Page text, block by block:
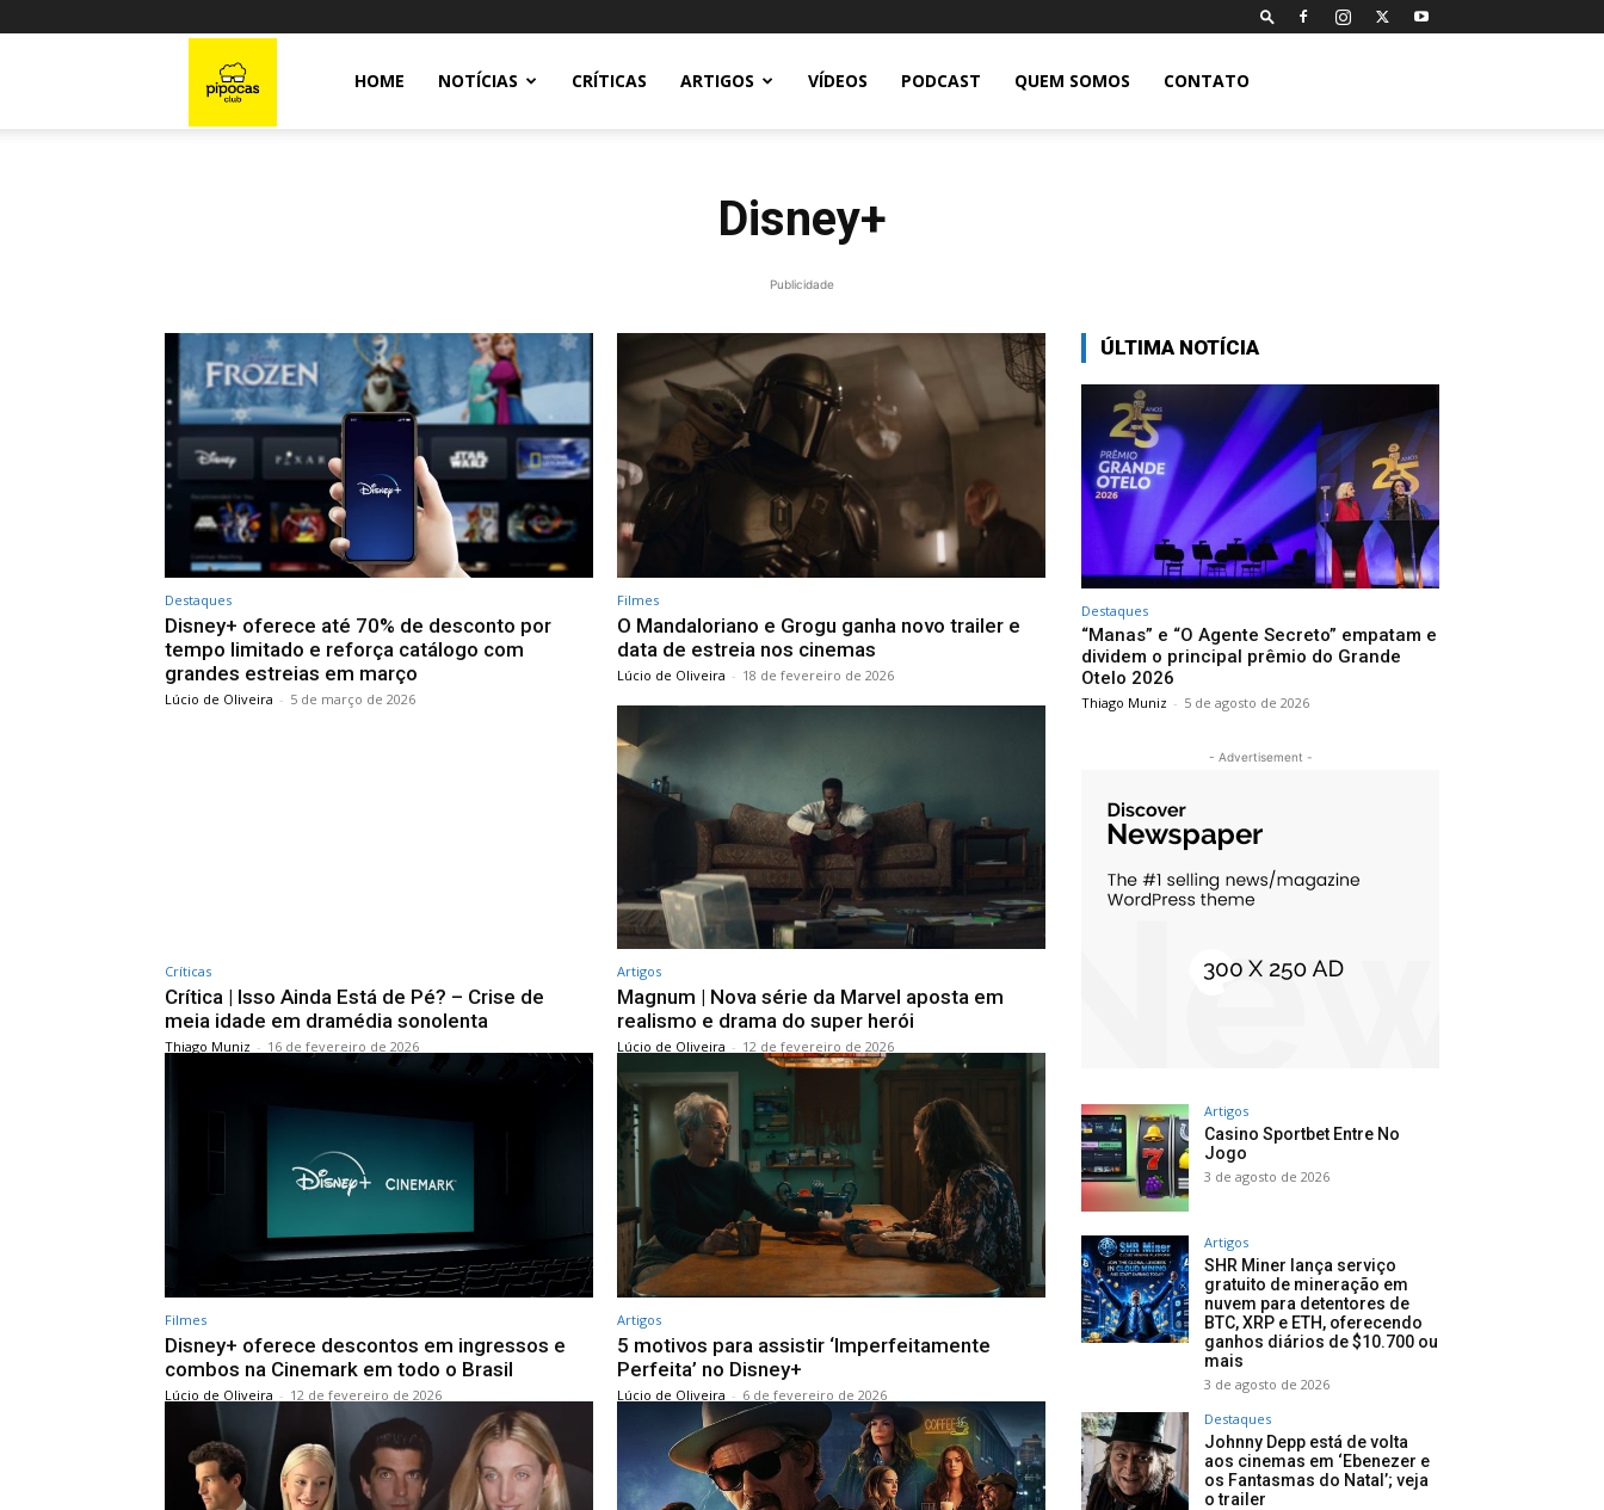
HOME NOTÍCIAS CRÍTICAS ARTIGOS VÍDEOS PODCAST QUEM SOMOS CONTATO
Disney+
Publicidade
Destaques
Disney+ oferece até 70% de desconto por
tempo limitado e reforça catálogo com
grandes estreias em março
Lúcio de Oliveira - 5 de março de 2026
Filmes
O Mandaloriano e Grogu ganha novo trailer e
data de estreia nos cinemas
Lúcio de Oliveira - 18 de fevereiro de 2026
Críticas
Crítica | Isso Ainda Está de Pé? – Crise de
meia idade em dramédia sonolenta
Thiago Muniz - 16 de fevereiro de 2026
Artigos
Magnum | Nova série da Marvel aposta em
realismo e drama do super herói
Lúcio de Oliveira - 12 de fevereiro de 2026
Filmes
Disney+ oferece descontos em ingressos e
combos na Cinemark em todo o Brasil
Lúcio de Oliveira - 12 de fevereiro de 2026
Artigos
5 motivos para assistir ‘Imperfeitamente
Perfeita’ no Disney+
Lúcio de Oliveira - 6 de fevereiro de 2026
ÚLTIMA NOTÍCIA
Destaques
“Manas” e “O Agente Secreto” empatam e
dividem o principal prêmio do Grande
Otelo 2026
Thiago Muniz - 5 de agosto de 2026
- Advertisement -
Artigos
Casino Sportbet Entre No
Jogo
3 de agosto de 2026
Artigos
SHR Miner lança serviço
gratuito de mineração em
nuvem para detentores de
BTC, XRP e ETH, oferecendo
ganhos diários de $10.700 ou
mais
3 de agosto de 2026
Destaques
Johnny Depp está de volta
aos cinemas em ‘Ebenezer e
os Fantasmas do Natal’; veja
o trailer